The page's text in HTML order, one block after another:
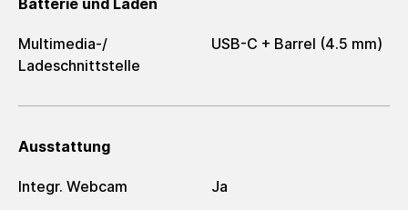
Batterie und Laden
Multimedia-/​
Ladeschnittstelle
USB-C + Barrel (4.5 mm)
Ausstattung
Integr. Webcam Ja